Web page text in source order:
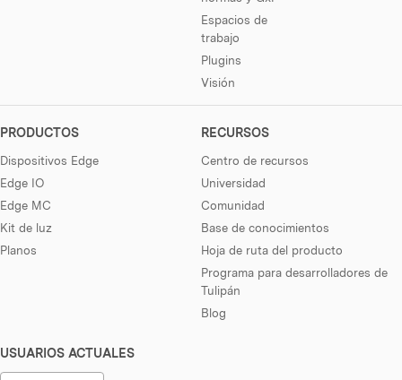
Espacios de
trabajo
Plugins
Visión
PRODUCTOS
Dispositivos Edge
Edge IO
Edge MC
Kit de luz
Planos
RECURSOS
Centro de recursos
Universidad
Comunidad
Base de conocimientos
Hoja de ruta del producto
Programa para desarrolladores de
Tulipán
Blog
USUARIOS ACTUALES